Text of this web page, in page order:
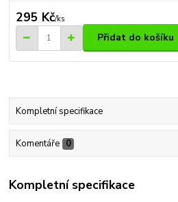
295 Kč/ks
Přidat do košíku
Kompletní specifikace
Komentáře 0
Kompletní specifikace